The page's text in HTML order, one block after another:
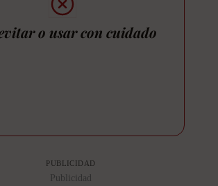
o usar con cuidado
PUBLICIDAD
Publicidad